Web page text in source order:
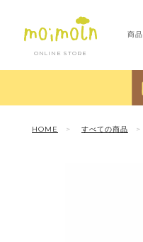
ONLINE STORE
商品
HOME すべての商品